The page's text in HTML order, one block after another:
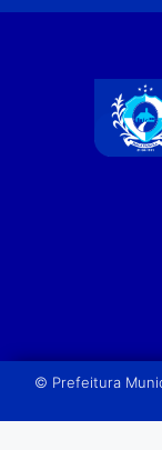
© Prefeitura